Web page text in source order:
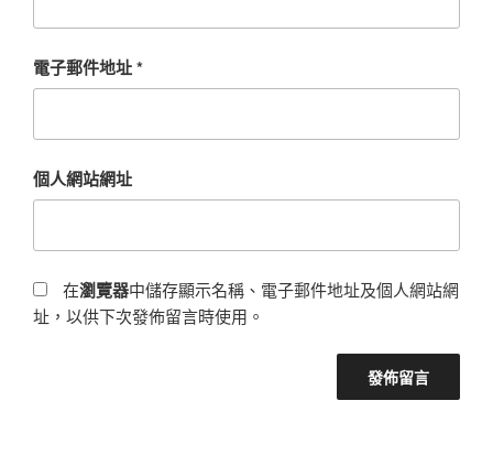
電子郵件地址*
個人網站網址
在瀏覽器中儲存顯示名稱、電子郵件地址及個人網站網
址，以供下次發佈留言時使用。